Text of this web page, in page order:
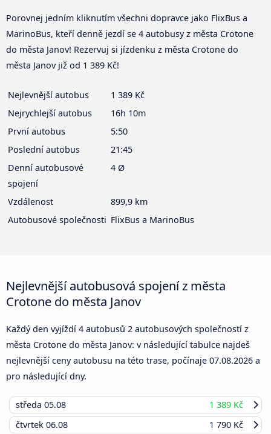
Porovnej jedním kliknutím všechni dopravce jako FlixBus a
MarinoBus, kteří denně jezdí se 4 autobusy z města Crotone
do města Janov! Rezervuj si jízdenku z města Crotone do
města Janov již od 1 389 Kč!
Nejlevnější autobus
1 389 Kč
Nejrychlejší autobus
16h 10m
První autobus
5:50
Poslední autobus
21:45
Denní autobusové
spojení
4 Ø
Vzdálenost
899,9 km
Autobusové společnosti FlixBus a MarinoBus
Nejlevnější autobusová spojení z města
Crotone do města Janov
Každý den vyjíždí 4 autobusů 2 autobusových společností z
města Crotone do města Janov: v následující tabulce najdeš
nejlevnější ceny autobusu na této trase, počínaje 07.08.2026 a
pro následující dny.
středa 05.08
1 389 Kč
čtvrtek 06.08
1 790 Kč